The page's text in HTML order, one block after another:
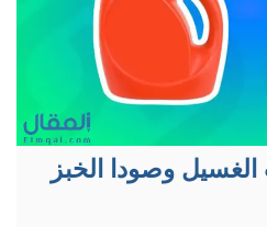
وصودا الخبز